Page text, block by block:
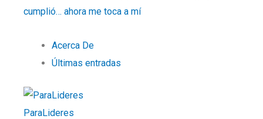
cumplió… ahora me toca a mí
Acerca De
Últimas entradas
ParaLideres